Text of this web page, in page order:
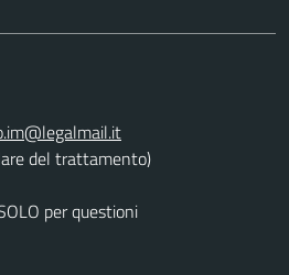
del trattamento)
per questioni